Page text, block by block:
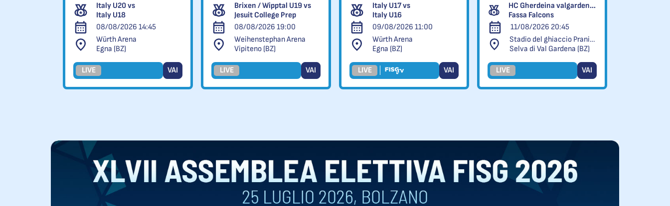
Italy U20 vs
Italy U18
08/08/2026 14:45
Würth Arena
Egna (BZ)
LIVE VAI
Brixen / Wipptal U19 vs
Jesuit College Prep
08/08/2026 19:00
Weihenstephan Arena
Vipiteno (BZ)
LIVE VAI
Italy U17 vs
Italy U16
09/08/2026 11:00
Würth Arena
Egna (BZ)
LIVE VAI
HC Gherdeina valgardena.it vs
Fassa Falcons
11/08/2026 20:45
Stadio del ghiaccio Pranives
Selva di Val Gardena (BZ)
LIVE VAI